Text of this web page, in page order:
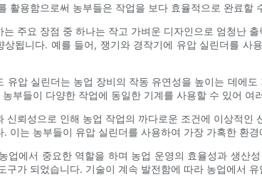
활용함으로써 농부들은 작업을 보다 효율적으로 완료
주요 장점 중 하나는 작고 가벼운 디자인으로 엄청난
상됩니다. 예를 들어, 쟁기와 경작기에 유압 실린더를
유압 실린더는 농업 장비의 작동 유연성을 높이는 데에
부들이 다양한 작업에 동일한 기계를 사용할 수 있어
신뢰성으로 인해 농업 작업의 까다로운 조건에 이상적
이는 농부들이 유압 실린더를 사용하여 가장 가혹한 환
업에서 중요한 역할을 하며 농업 운영의 효율성과 생산
구가 되었습니다. 기술이 계속 발전함에 따라 농업에서